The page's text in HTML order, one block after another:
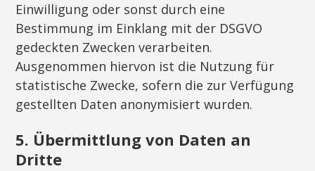
Einwilligung oder sonst durch eine
Bestimmung im Einklang mit der DSGVO
gedeckten Zwecken verarbeiten.
Ausgenommen hiervon ist die Nutzung für
statistische Zwecke, sofern die zur Verfügung
gestellten Daten anonymisiert wurden.
5. Übermittlung von Daten an
Dritte